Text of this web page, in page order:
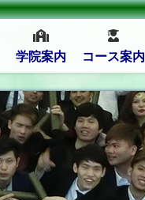
学院案内 コース案内